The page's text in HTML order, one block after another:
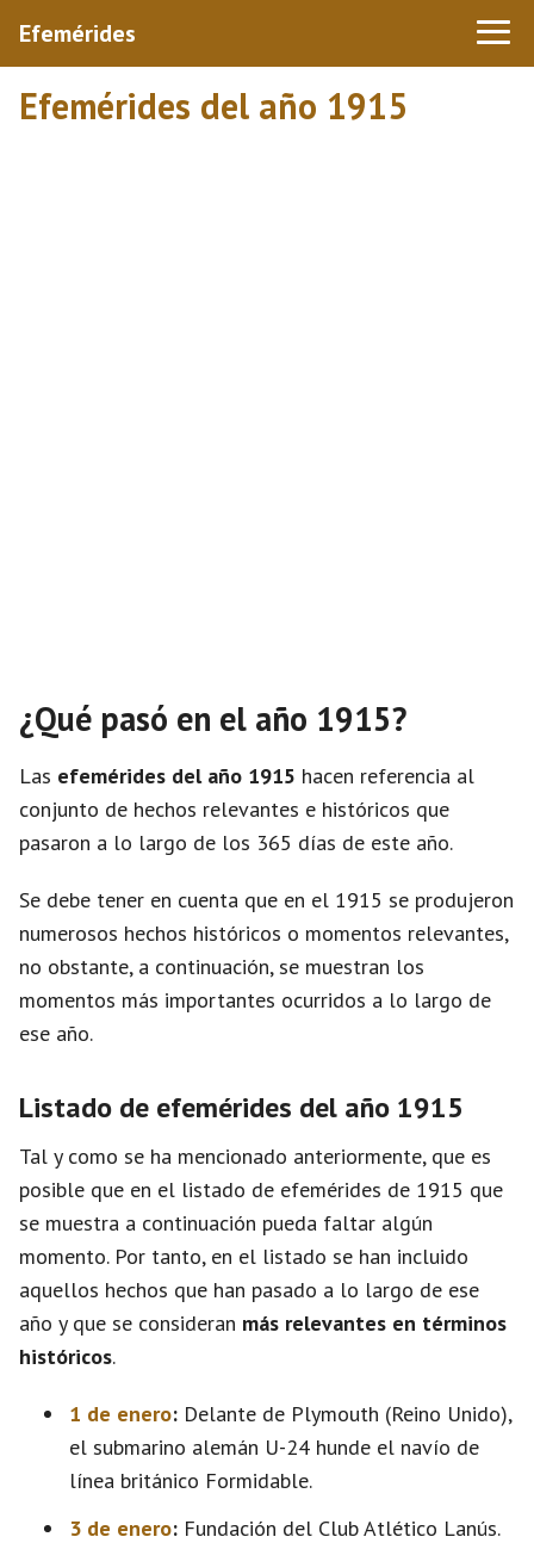
Efemérides
Efemérides del año 1915
¿Qué pasó en el año 1915?
Las efemérides del año 1915 hacen referencia al
conjunto de hechos relevantes e históricos que
pasaron a lo largo de los 365 días de este año.
Se debe tener en cuenta que en el 1915 se produjeron
numerosos hechos históricos o momentos relevantes,
no obstante, a continuación, se muestran los
momentos más importantes ocurridos a lo largo de
ese año.
Listado de efemérides del año 1915
Tal y como se ha mencionado anteriormente, que es
posible que en el listado de efemérides de 1915 que
se muestra a continuación pueda faltar algún
momento. Por tanto, en el listado se han incluido
aquellos hechos que han pasado a lo largo de ese
año y que se consideran más relevantes en términos
históricos.
1 de enero: Delante de Plymouth (Reino Unido),
el submarino alemán U-24 hunde el navío de
línea británico Formidable.
3 de enero: Fundación del Club Atlético Lanús.